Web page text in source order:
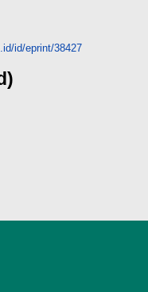
id/eprint/38427